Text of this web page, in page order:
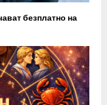
безплатно на